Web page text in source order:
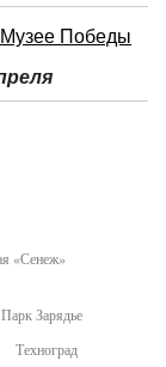
Победы
«Сенеж»
Парк Зарядье
Техноград